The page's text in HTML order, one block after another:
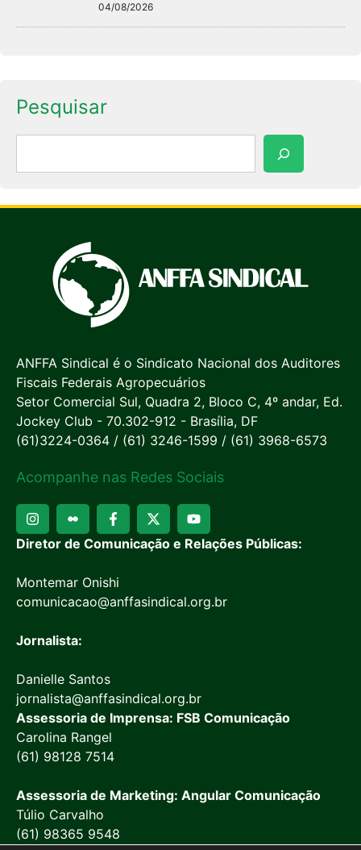
04/08/2026
Pesquisar
ANFFA Sindical é o Sindicato Nacional dos Auditores
Fiscais Federais Agropecuários
Setor Comercial Sul, Quadra 2, Bloco C, 4º andar, Ed.
Jockey Club - 70.302-912 - Brasília, DF
(61)3224-0364 / (61) 3246-1599 / (61) 3968-6573
Acompanhe nas Redes Sociais
Diretor de Comunicação e Relações Públicas:
Montemar Onishi
comunicacao@anffasindical.org.br
Jornalista:
Danielle Santos
jornalista@anffasindical.org.br
Assessoria de Imprensa: FSB Comunicação
Carolina Rangel
(61) 98128 7514
Assessoria de Marketing: Angular Comunicação
Túlio Carvalho
(61) 98365 9548